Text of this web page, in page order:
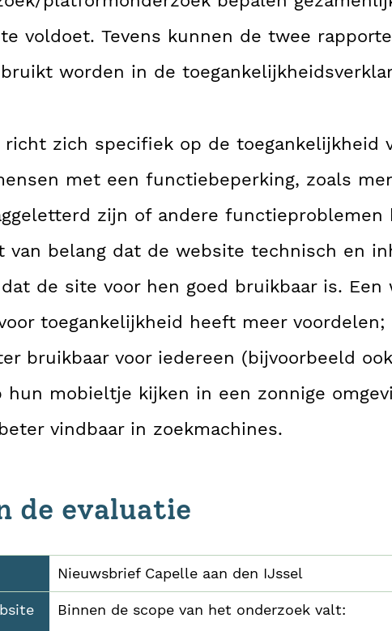
voldoet. Tevens kunnen de twee
worden in de
richt zich specifiek op de toegankelijkheid
met een functiebeperking, zoals
zijn of andere functieproblemen
van belang dat de website technisch en
de site voor hen goed bruikbaar is. Een
toegankelijkheid heeft meer
bruikbaar voor iedereen (bijvoorbeeld
hun mobieltje kijken in een zonnige
vindbaar in zoekmachines.
de evaluatie
Nieuwsbrief Capelle aan den IJssel
Binnen de scope van het onderzoek valt: